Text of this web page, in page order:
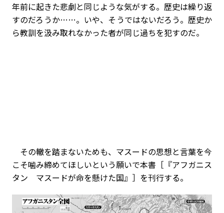
年前に起きた悲劇と同じような気がする。歴史は繰り返
すのだろうか……。いや、そうではないだろう。歴史か
ら教訓を汲み取れなかった者が同じ過ちを犯すのだ。
その轍を踏まないためも、マスードの思想と言葉を今
こそ噛み締めてほしいという願いで本書［『アフガニス
タン マスードが命を懸けた国』］を刊行する。